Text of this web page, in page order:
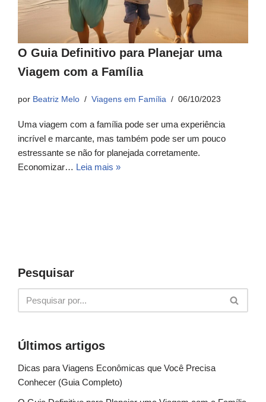
O Guia Definitivo para Planejar uma
Viagem com a Família
por Beatriz Melo Viagens em Família 06/10/2023
Uma viagem com a família pode ser uma experiência
incrível e marcante, mas também pode ser um pouco
estressante se não for planejada corretamente.
Economizar… Leia mais »
Pesquisar
Últimos artigos
Dicas para Viagens Econômicas que Você Precisa
Conhecer (Guia Completo)